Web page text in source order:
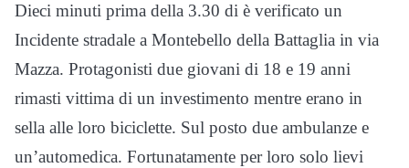
Dieci minuti prima della 3.30 di è verificato un
Incidente stradale a Montebello della Battaglia in via
Mazza. Protagonisti due giovani di 18 e 19 anni
rimasti vittima di un investimento mentre erano in
sella alle loro biciclette. Sul posto due ambulanze e
un’automedica. Fortunatamente per loro solo lievi